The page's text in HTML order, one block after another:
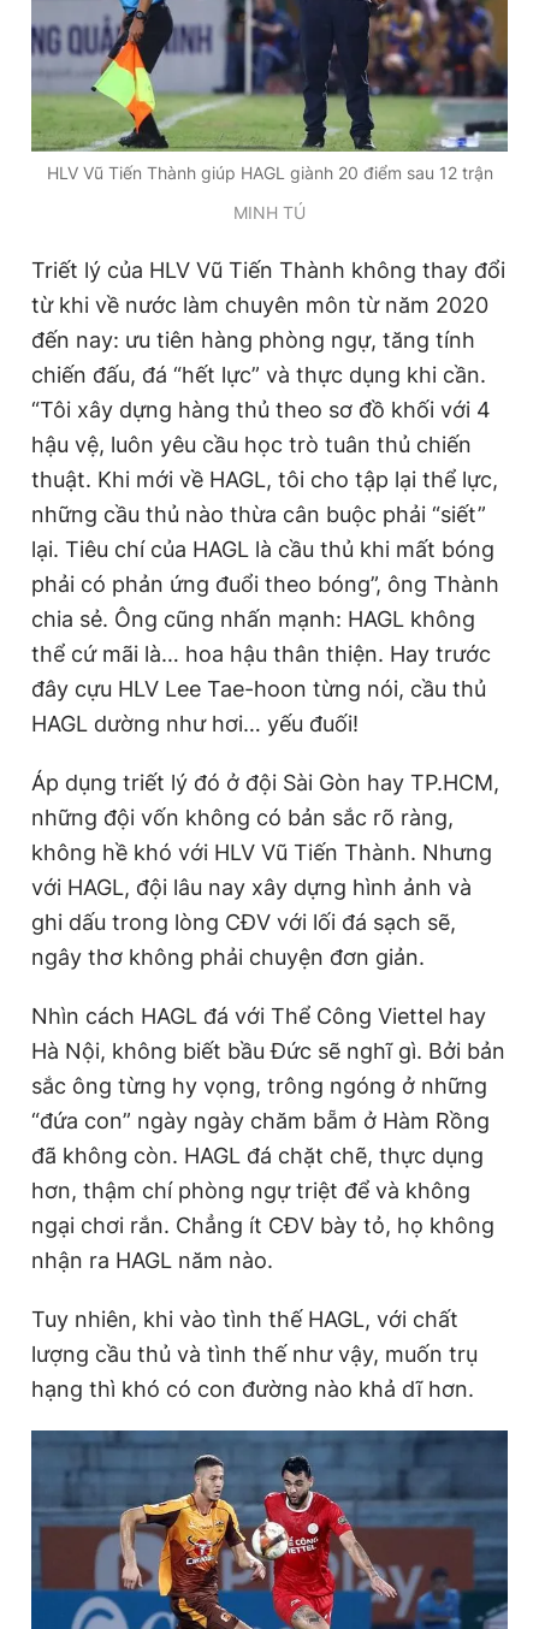
HLV Vũ Tiến Thành giúp HAGL giành 20 điểm sau 12 trận
MINH TÚ
Triết lý của HLV Vũ Tiến Thành không thay đổi
từ khi về nước làm chuyên môn từ năm 2020
đến nay: ưu tiên hàng phòng ngự, tăng tính
chiến đấu, đá “hết lực” và thực dụng khi cần.
“Tôi xây dựng hàng thủ theo sơ đồ khối với 4
hậu vệ, luôn yêu cầu học trò tuân thủ chiến
thuật. Khi mới về HAGL, tôi cho tập lại thể lực,
những cầu thủ nào thừa cân buộc phải “siết”
lại. Tiêu chí của HAGL là cầu thủ khi mất bóng
phải có phản ứng đuổi theo bóng”, ông Thành
chia sẻ. Ông cũng nhấn mạnh: HAGL không
thể cứ mãi là… hoa hậu thân thiện. Hay trước
đây cựu HLV Lee Tae-hoon từng nói, cầu thủ
HAGL dường như hơi… yếu đuối!
Áp dụng triết lý đó ở đội Sài Gòn hay TP.HCM,
những đội vốn không có bản sắc rõ ràng,
không hề khó với HLV Vũ Tiến Thành. Nhưng
với HAGL, đội lâu nay xây dựng hình ảnh và
ghi dấu trong lòng CĐV với lối đá sạch sẽ,
ngây thơ không phải chuyện đơn giản.
Nhìn cách HAGL đá với Thể Công Viettel hay
Hà Nội, không biết bầu Đức sẽ nghĩ gì. Bởi bản
sắc ông từng hy vọng, trông ngóng ở những
“đứa con” ngày ngày chăm bẵm ở Hàm Rồng
đã không còn. HAGL đá chặt chẽ, thực dụng
hơn, thậm chí phòng ngự triệt để và không
ngại chơi rắn. Chẳng ít CĐV bày tỏ, họ không
nhận ra HAGL năm nào.
Tuy nhiên, khi vào tình thế HAGL, với chất
lượng cầu thủ và tình thế như vậy, muốn trụ
hạng thì khó có con đường nào khả dĩ hơn.